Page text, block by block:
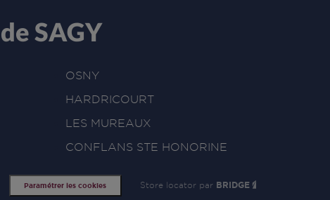
SAGY
OSNY
HARDRICOURT
LES MUREAUX
CONFLANS STE HONORINE
Paramétrer les cookies Store locator par BRIDGE